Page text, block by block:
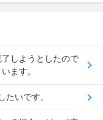
了しようとしたので
ます。
たいです。